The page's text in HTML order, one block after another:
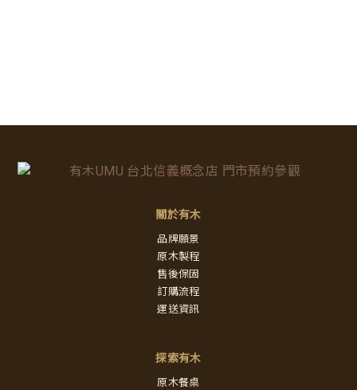
關於有木
品牌願景
原木製程
售後保固
訂購流程
運送資訊
探索有木
原木餐桌